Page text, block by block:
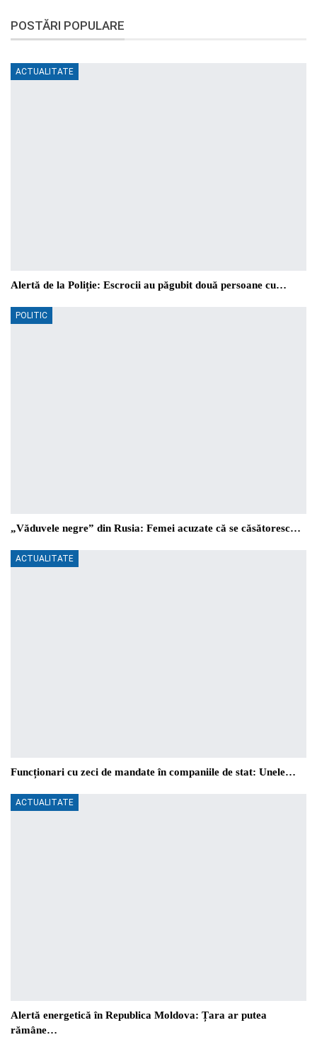
POSTĂRI POPULARE
ACTUALITATE
Alertă de la Poliție: Escrocii au păgubit două persoane cu…
POLITIC
„Văduvele negre” din Rusia: Femei acuzate că se căsătoresc…
ACTUALITATE
Funcționari cu zeci de mandate în companiile de stat: Unele…
ACTUALITATE
Alertă energetică în Republica Moldova: Țara ar putea
rămâne…